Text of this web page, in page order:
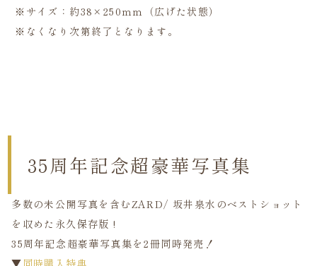
※サイズ：約38×250ｍｍ（広げた状態）
※なくなり次第終了となります。
35周年記念超豪華写真集
多数の未公開写真を含むZARD/ 坂井泉水のベストショット
を収めた永久保存版 !
35周年記念超豪華写真集を2冊同時発売！